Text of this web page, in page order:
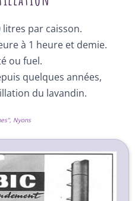
litres par caisson.
à 1 heure et demie.
ou fuel.
quelques années,
du lavandin.
Nyons